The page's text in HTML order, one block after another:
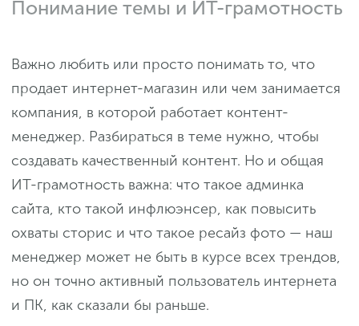
Понимание темы и ИТ-грамотность
Важно любить или просто понимать то, что
продает интернет-магазин или чем занимается
компания, в которой работает контент-
менеджер. Разбираться в теме нужно, чтобы
создавать качественный контент. Но и общая
ИТ-грамотность важна: что такое админка
сайта, кто такой инфлюэнсер, как повысить
охваты сторис и что такое ресайз фото — наш
менеджер может не быть в курсе всех трендов,
но он точно активный пользователь интернета
и ПК, как сказали бы раньше.